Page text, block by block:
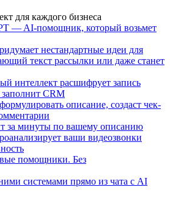
для каждого бизнеса
— AI-помощник, который возьмет
нестандартные идеи для
текст рассылки или даже станет
интеллект расшифрует запись
заполнит CRM
описание, создаст чек-
за минуты по вашему описанию
ваши видеозвонки
помощники. Без
системами прямо из чата с AI